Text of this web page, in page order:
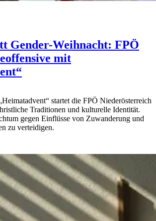
Gender-Weihnacht: FPÖ
mit
startet die FPÖ Niederösterreich
Traditionen und kulturelle Identität.
gegen Einflüsse von Zuwanderung und
zu verteidigen.